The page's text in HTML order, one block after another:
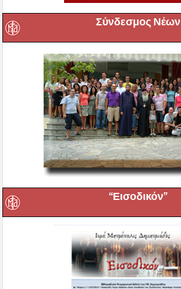
Σύνδεσμος Νέων
“Εισοδικόν”